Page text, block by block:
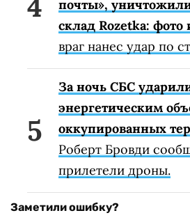
почты»,
склад Rozetka: фото
враг нанес удар по
За ночь СБС
энергетическим
оккупированных
Роберт Бровди
прилетели дроны.
Заметили ошибку?